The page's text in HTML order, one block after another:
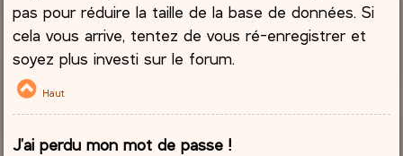
pas pour réduire la taille de la base de données. Si
cela vous arrive, tentez de vous ré-enregistrer et
soyez plus investi sur le forum.
Haut
J’ai perdu mon mot de passe !